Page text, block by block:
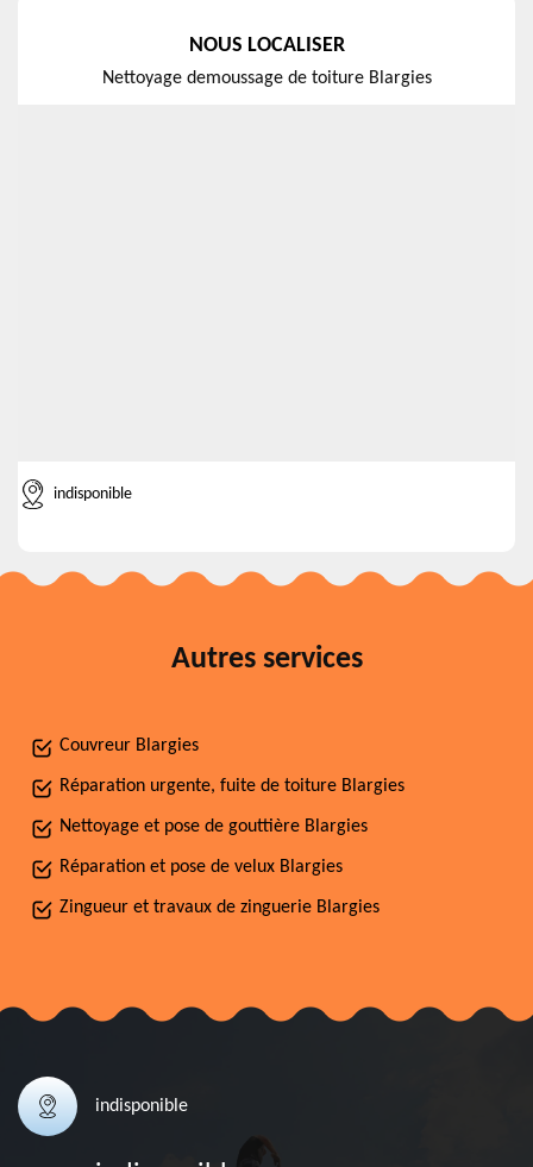
NOUS LOCALISER
Nettoyage demoussage de toiture Blargies
indisponible
Autres services
Couvreur Blargies
Réparation urgente, fuite de toiture Blargies
Nettoyage et pose de gouttière Blargies
Réparation et pose de velux Blargies
Zingueur et travaux de zinguerie Blargies
indisponible